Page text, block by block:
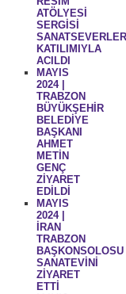
ATÖLYESİ
SERGİSİ
KATILIMIYLA
ACILDI
MAYIS
2024 |
TRABZON
BÜYÜKŞEHİR
BELEDİYE
BAŞKANI
AHMET
METİN
GENÇ
ZİYARET
EDİLDİ
MAYIS
2024 |
İRAN
TRABZON
BAŞKONSOLOSU
SANATEVİNİ
ZİYARET
ETTİ